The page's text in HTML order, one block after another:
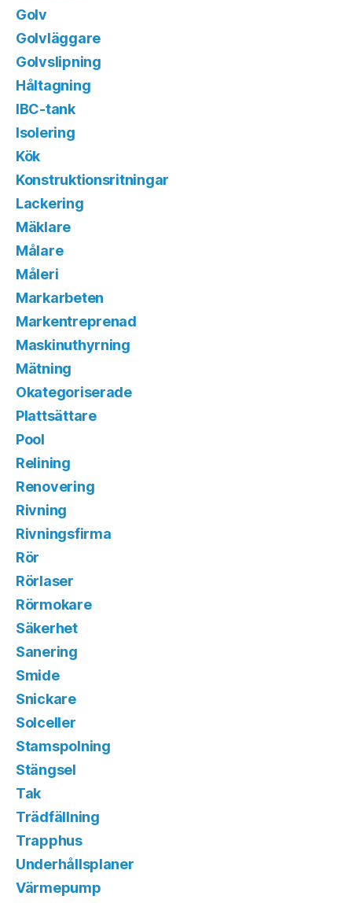
Golv
Golvläggare
Golvslipning
Håltagning
IBC-tank
Isolering
Kök
Konstruktionsritningar
Lackering
Mäklare
Målare
Måleri
Markarbeten
Markentreprenad
Maskinuthyrning
Mätning
Okategoriserade
Plattsättare
Pool
Relining
Renovering
Rivning
Rivningsfirma
Rör
Rörlaser
Rörmokare
Säkerhet
Sanering
Smide
Snickare
Solceller
Stamspolning
Stängsel
Tak
Trädfällning
Trapphus
Underhållsplaner
Värmepump